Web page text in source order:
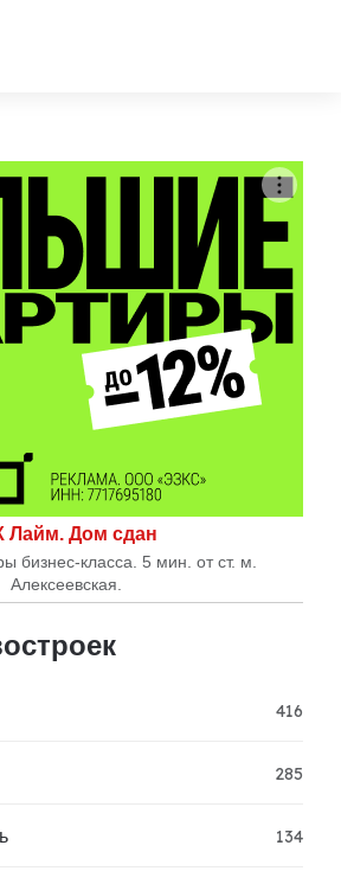
Лайм. Дом сдан
бизнес-класса. 5 мин. от ст. м.
Алексеевская.
416
285
134